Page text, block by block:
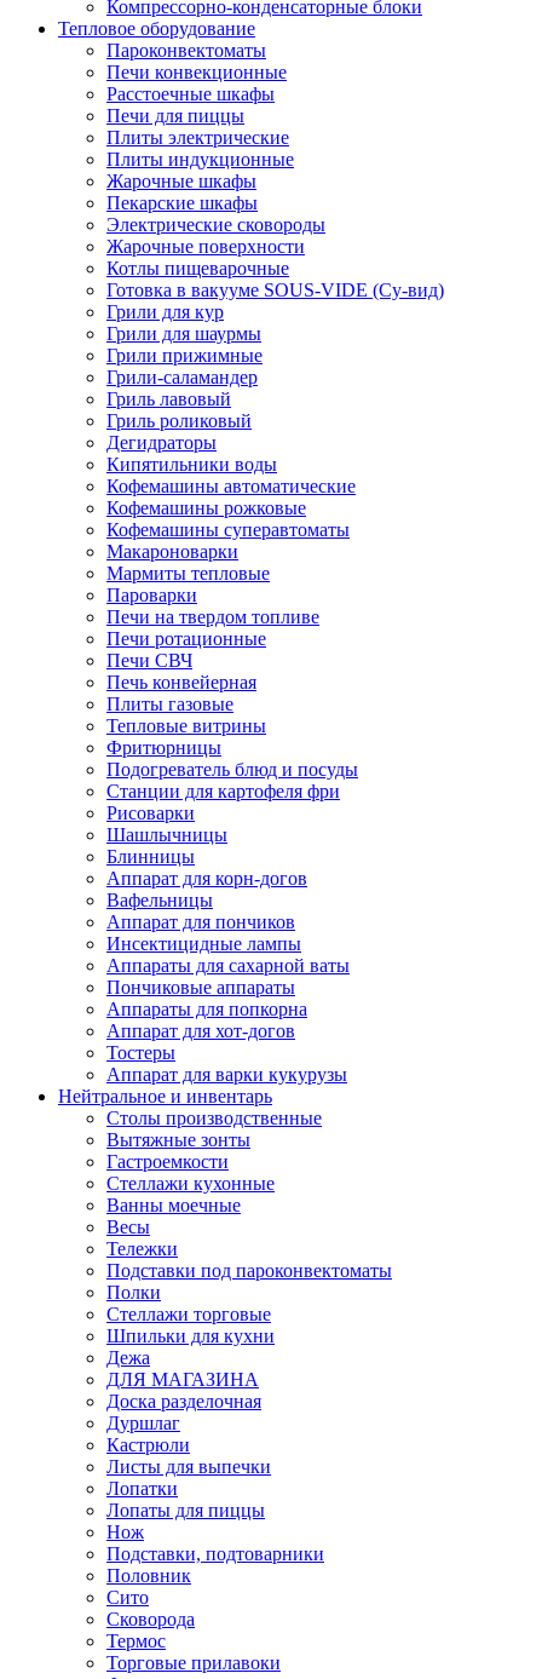
Компрессорно-конденсаторные блоки
Тепловое оборудование
Пароконвектоматы
Печи конвекционные
Расстоечные шкафы
Печи для пиццы
Плиты электрические
Плиты индукционные
Жарочные шкафы
Пекарские шкафы
Электрические сковороды
Жарочные поверхности
Котлы пищеварочные
Готовка в вакууме SOUS-VIDE (Су-вид)
Грили для кур
Грили для шаурмы
Грили прижимные
Грили-саламандер
Гриль лавовый
Гриль роликовый
Дегидраторы
Кипятильники воды
Кофемашины автоматические
Кофемашины рожковые
Кофемашины суперавтоматы
Макароноварки
Мармиты тепловые
Пароварки
Печи на твердом топливе
Печи ротационные
Печи СВЧ
Печь конвейерная
Плиты газовые
Тепловые витрины
Фритюрницы
Подогреватель блюд и посуды
Станции для картофеля фри
Рисоварки
Шашлычницы
Блинницы
Аппарат для корн-догов
Вафельницы
Аппарат для пончиков
Инсектицидные лампы
Аппараты для сахарной ваты
Пончиковые аппараты
Аппараты для попкорна
Аппарат для хот-догов
Тостеры
Аппарат для варки кукурузы
Нейтральное и инвентарь
Столы производственные
Вытяжные зонты
Гастроемкости
Стеллажи кухонные
Ванны моечные
Весы
Тележки
Подставки под пароконвектоматы
Полки
Стеллажи торговые
Шпильки для кухни
Дежа
ДЛЯ МАГАЗИНА
Доска разделочная
Дуршлаг
Кастрюли
Листы для выпечки
Лопатки
Лопаты для пиццы
Нож
Подставки, подтоварники
Половник
Сито
Сковорода
Термос
Торговые прилавоки